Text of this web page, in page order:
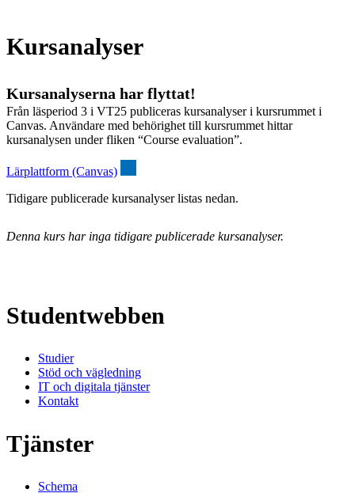
Kursanalyser
Kursanalyserna har flyttat!
Från läsperiod 3 i VT25 publiceras kursanalyser i kursrummet i
Canvas. Användare med behörighet till kursrummet hittar
kursanalysen under fliken “Course evaluation”.
Lärplattform (Canvas)
Tidigare publicerade kursanalyser listas nedan.
Denna kurs har inga tidigare publicerade kursanalyser.
Studentwebben
Studier
Stöd och vägledning
IT och digitala tjänster
Kontakt
Tjänster
Schema